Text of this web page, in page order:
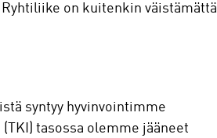
on kuitenkin väistämättä
syntyy hyvinvointimme
tasossa olemme jääneet